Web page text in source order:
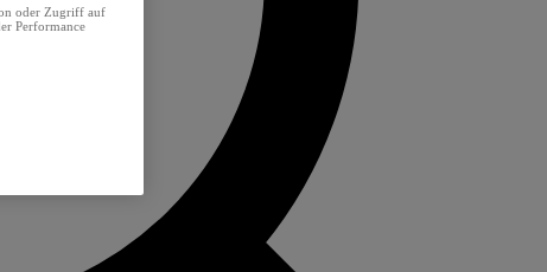
oder Zugriff auf
Performance